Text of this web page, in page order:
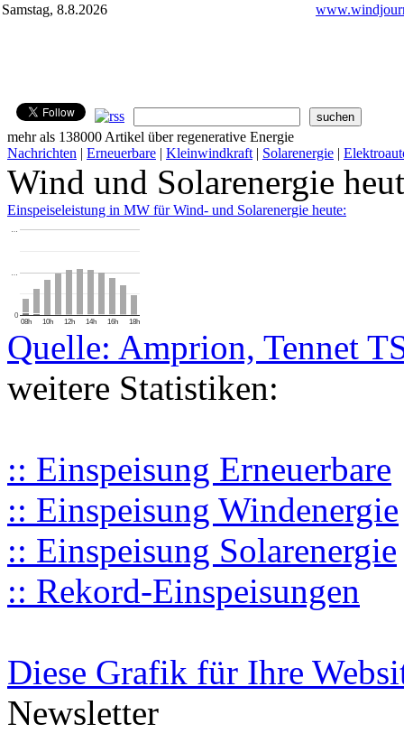
Samstag, 8.8.2026
mehr als 138000 Artikel über regenerative Energie
Nachrichten | Erneuerbare | Kleinwindkraft | Solarenergie |
Wind und Solarenergie
Einspeiseleistung in MW für Wind- und Solarenergie heute:
08h 10h 12h 14h 16h 18h
0
…
…
Quelle: Amprion, Tennet
weitere Statistiken:
:: Einspeisung Erneuerbare
:: Einspeisung Windenergie
:: Einspeisung Solarenergie
:: Rekord-Einspeisungen
Diese Grafik für Ihre
Newsletter